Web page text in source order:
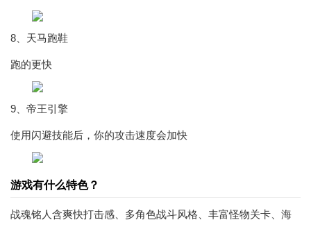
8、天马跑鞋
跑的更快
9、帝王引擎
使用闪避技能后，你的攻击速度会加快
游戏有什么特色？
战魂铭人含爽快打击感、多角色战斗风格、丰富怪物关卡、海